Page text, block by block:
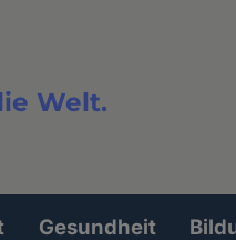
Welt.
Gesundheit